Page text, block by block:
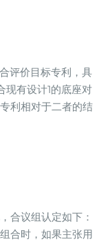
评价目标专利，具
现有设计1的底座对
利相对于二者的结
合议组认定如下：
合时，如果主张用